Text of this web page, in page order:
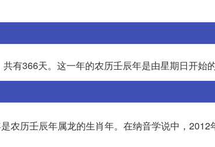
有366天。这一年的农历壬辰年是由星期日开始的
农历壬辰年属龙的生肖年。在纳音学说中，2012